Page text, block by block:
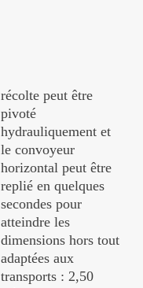
récolte peut être
pivoté
hydrauliquement et
le convoyeur
horizontal peut être
replié en quelques
secondes pour
atteindre les
dimensions hors tout
adaptées aux
transports : 2,50